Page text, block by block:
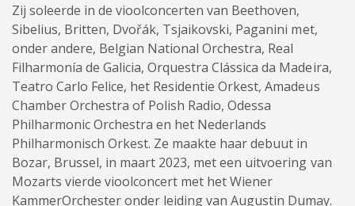
Zij soleerde in de vioolconcerten van Beethoven,
Sibelius, Britten, Dvořák, Tsjaikovski, Paganini met,
onder andere, Belgian National Orchestra, Real
Filharmonía de Galicia, Orquestra Clássica da Madeira,
Teatro Carlo Felice, het Residentie Orkest, Amadeus
Chamber Orchestra of Polish Radio, Odessa
Philharmonic Orchestra en het Nederlands
Philharmonisch Orkest. Ze maakte haar debuut in
Bozar, Brussel, in maart 2023, met een uitvoering van
Mozarts vierde vioolconcert met het Wiener
KammerOrchester onder leiding van Augustin Dumay.